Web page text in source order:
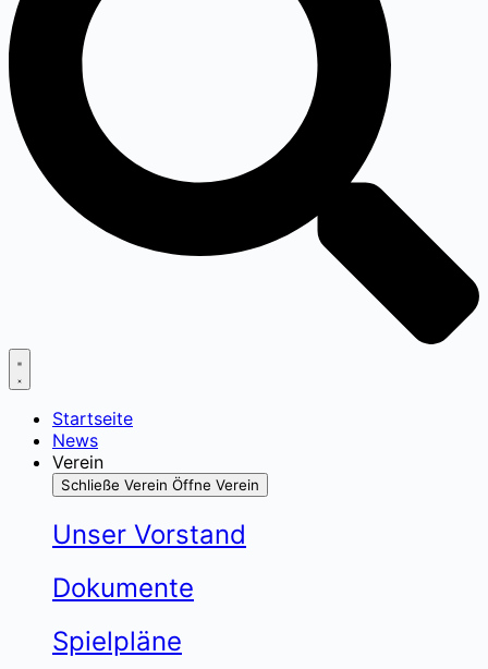
Startseite
News
Verein
Schließe Verein Öffne Verein
Unser Vorstand
Dokumente
Spielpläne